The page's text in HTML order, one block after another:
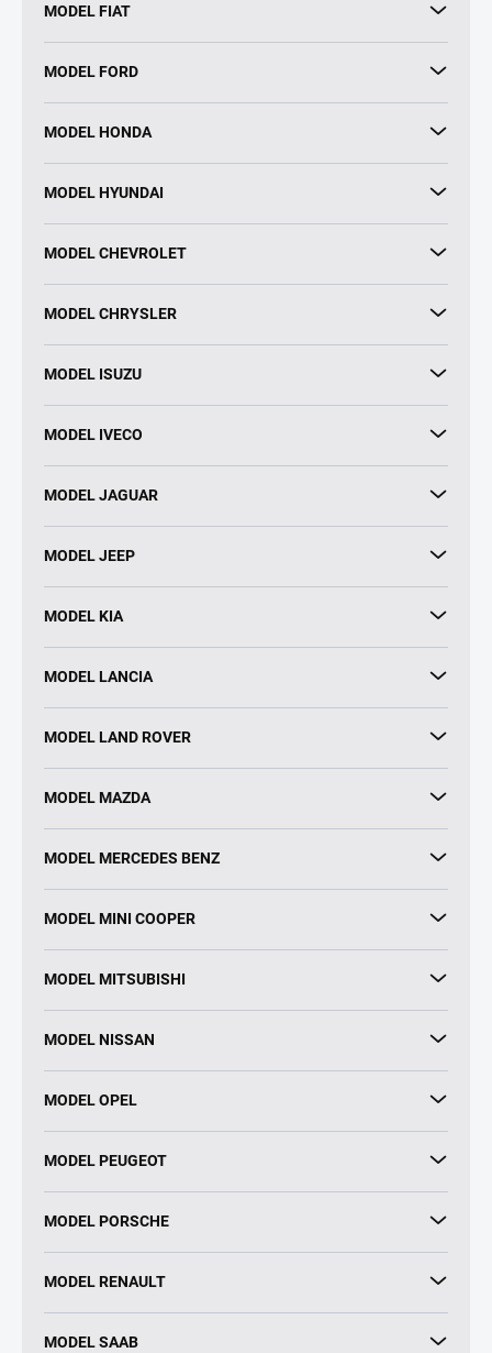
MODEL FIAT
MODEL FORD
MODEL HONDA
MODEL HYUNDAI
MODEL CHEVROLET
MODEL CHRYSLER
MODEL ISUZU
MODEL IVECO
MODEL JAGUAR
MODEL JEEP
MODEL KIA
MODEL LANCIA
MODEL LAND ROVER
MODEL MAZDA
MODEL MERCEDES BENZ
MODEL MINI COOPER
MODEL MITSUBISHI
MODEL NISSAN
MODEL OPEL
MODEL PEUGEOT
MODEL PORSCHE
MODEL RENAULT
MODEL SAAB